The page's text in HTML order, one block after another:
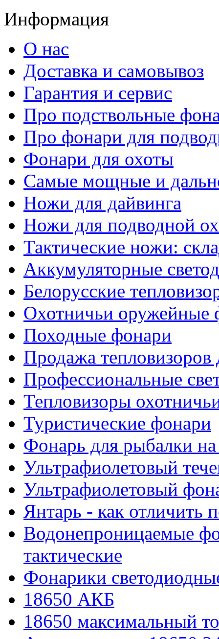
Информация
О нас
Доставка и самовывоз
Гарантия и сервис
Про подствольные
Про фонари для
Фонари для охоты
Самые мощные и
Ножи для дайвинга
Ножи для подводной
Тактические ножи:
Аккумуляторные
Белорусские
Охотничьи оружейные
Походные фонари
Продажа тепловизоров
Профессиональные
Тепловизоры
Туристические фонари
Фонарь для рыбалки на
Ультрафиолетовый
Ультрафиолетовый
Янтарь - как отличить
Водонепроницаемые
тактические
Фонарики
18650 АКБ
18650 максимальный